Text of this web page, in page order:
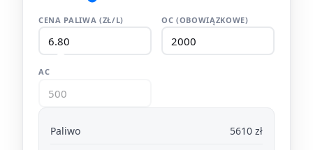
CENA PALIWA (ZŁ/L) OC (OBOWIĄZKOWE)
AC
Paliwo
5610 zł